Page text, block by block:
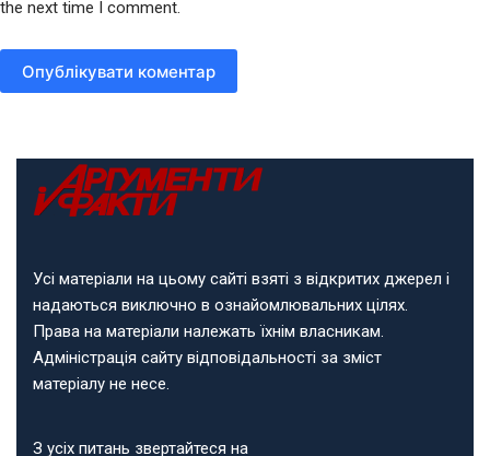
the next time I comment.
Опублікувати коментар
Усі матеріали на цьому сайті взяті з відкритих джерел і
надаються виключно в ознайомлювальних цілях.
Права на матеріали належать їхнім власникам.
Адміністрація сайту відповідальності за зміст
матеріалу не несе.
З усіх питань звертайтеся на